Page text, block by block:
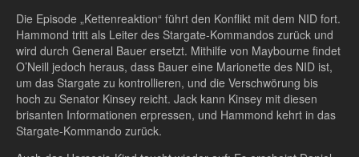
Die Episode „Kettenreaktion“ führt den Konflikt mit dem NID fort.
Hammond tritt als Leiter des Stargate-Kommandos zurück und
wird durch General Bauer ersetzt. Mithilfe von Maybourne findet
O’Neill jedoch heraus, dass Bauer eine Marionette des NID ist,
um das Stargate zu kontrollieren, und die Verschwörung bis
hoch zu Senator Kinsey reicht. Jack kann Kinsey mit diesen
brisanten Informationen erpressen, und Hammond kehrt in das
Stargate-Kommando zurück.